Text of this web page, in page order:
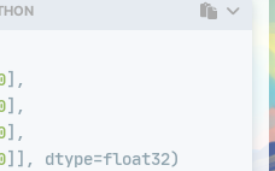
],
],
],
]], dtype=float32)